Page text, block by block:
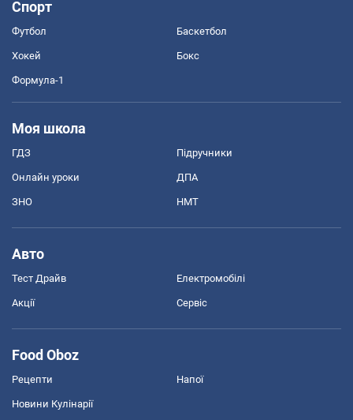
Спорт
Футбол Баскетбол
Хокей Бокс
Формула-1
Моя школа
ГДЗ Підручники
Онлайн уроки ДПА
ЗНО НМТ
Авто
Тест Драйв Електромобілі
Акції Сервіс
Food Oboz
Рецепти Напої
Новини Кулінарії